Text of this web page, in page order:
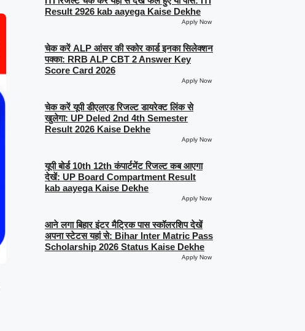
Result 2926 kab aayega Kaise Dekhe
Apply Now
चेक करें ALP आंसर की स्कोर कार्ड इनका सिलेक्शन
पक्का: RRB ALP CBT 2 Answer Key
Score Card 2026
Apply Now
चेक करें यूपी डीएलएड रिजल्ट डायरेक्ट लिंक से
खुलेगा: UP Deled 2nd 4th Semester
Result 2026 Kaise Dekhe
Apply Now
यूपी बोर्ड 10th 12th कंपार्टमेंट रिजल्ट कब आएगा
देखें: UP Board Compartment Result
kab aayega Kaise Dekhe
Apply Now
आने लगा बिहार इंटर मैट्रिक पास स्कॉलरशिप देखें
अपना स्टेटस यहां से: Bihar Inter Matric Pass
Scholarship 2026 Status Kaise Dekhe
Apply Now